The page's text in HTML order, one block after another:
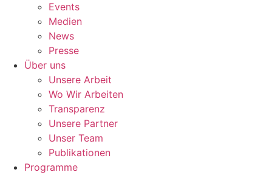
Events
Medien
News
Presse
Über uns
Unsere Arbeit
Wo Wir Arbeiten
Transparenz
Unsere Partner
Unser Team
Publikationen
Programme